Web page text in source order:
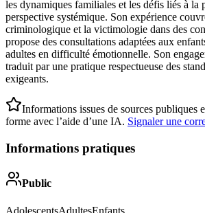
les dynamiques familiales et les défis liés à la
perspective systémique. Son expérience
criminologique et la victimologie dans des
propose des consultations adaptées aux
adultes en difficulté émotionnelle. Son
traduit par une pratique respectueuse des
exigeants.
Informations issues de sources publiques
forme avec l’aide d’une IA. Signaler une
Informations pratiques
Public
AdolescentsAdultesEnfants